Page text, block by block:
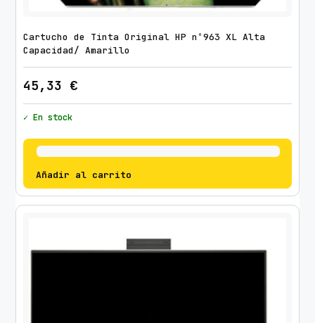
Cartucho de Tinta Original HP nº963 XL Alta
Capacidad/ Amarillo
45,33 €
✓ En stock
Añadir al carrito